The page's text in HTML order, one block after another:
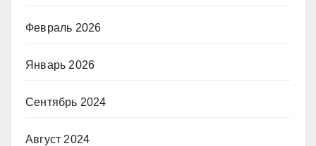
Февраль 2026
Январь 2026
Сентябрь 2024
Август 2024